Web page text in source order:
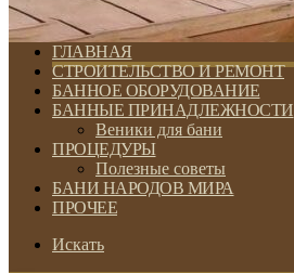
ГЛАВНАЯ
СТРОИТЕЛЬСТВО И РЕМОНТ
БАННОЕ ОБОРУДОВАНИЕ
БАННЫЕ ПРИНАДЛЕЖНОСТИ
Веники для бани
ПРОЦЕДУРЫ
Полезные советы
БАНИ НАРОДОВ МИРА
ПРОЧЕЕ
Искать